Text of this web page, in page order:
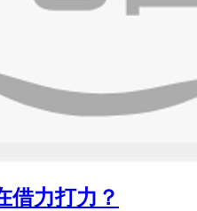
借力打力？